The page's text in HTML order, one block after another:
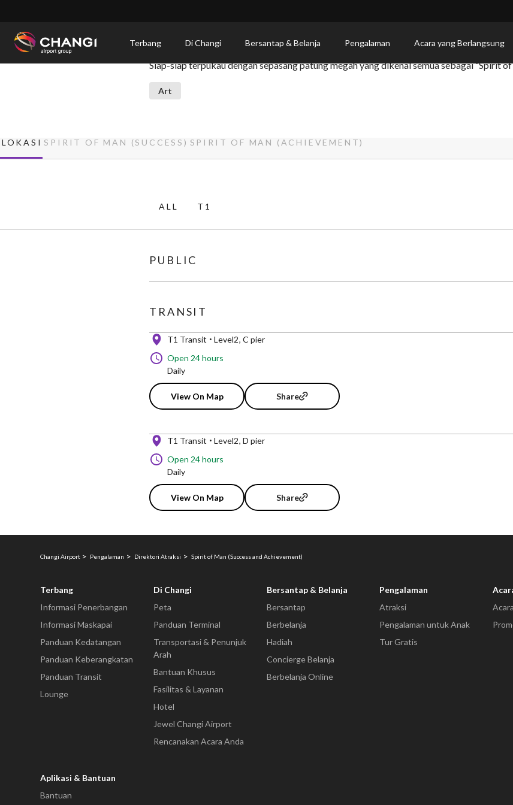
Terbang Di Changi Bersantap & Belanja Pengalaman Acara yang Berlangsung
Spirit of Man (Success and Achievement)
Siap-siap terpukau dengan sepasang patung megah yang dikenal semua sebagai “Spirit of
Art
LOKASI SPIRIT OF MAN (SUCCESS) SPIRIT OF MAN (ACHIEVEMENT)
ALL T1
PUBLIC
TRANSIT
T1 Transit Level2 C pier
Open 24 hours
Daily
View On Map Share
T1 Transit Level2 D pier
Open 24 hours
Daily
View On Map Share
Changi Airport Pengalaman Direktori Atraksi Spirit of Man (Success and Achievement)
Terbang
Informasi Penerbangan
Informasi Maskapai
Panduan Kedatangan
Panduan Keberangkatan
Panduan Transit
Lounge
Di Changi
Peta
Panduan Terminal
Transportasi & Penunjuk
Arah
Bantuan Khusus
Fasilitas & Layanan
Hotel
Jewel Changi Airport
Rencanakan Acara Anda
Bersantap & Belanja
Bersantap
Berbelanja
Hadiah
Concierge Belanja
Berbelanja Online
Pengalaman
Atraksi
Pengalaman untuk Anak
Tur Gratis
Acara
Aplikasi & Bantuan
Bantuan